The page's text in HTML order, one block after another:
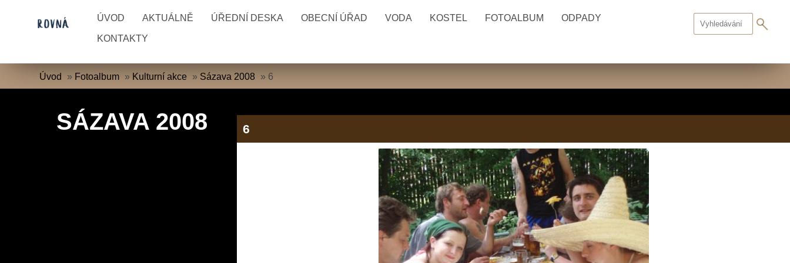
ÚVOD AKTUÁLNĚ ÚŘEDNÍ DESKA OBECNÍ ÚŘAD VODA KOSTEL FOTOALBUM ODPADY
KONTAKTY
Úvod » Fotoalbum » Kulturní akce » Sázava 2008 » 6
SÁZAVA 2008 6